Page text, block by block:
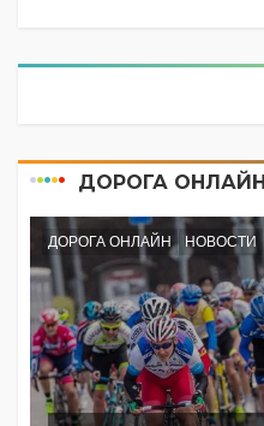
ДОРОГА ОНЛАЙН
ДОРОГА ОНЛАЙН НОВОСТИ